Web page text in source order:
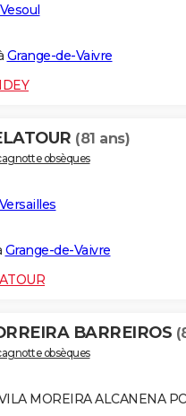
Vesoul
Grange-de-Vaivre
(81 ans)
obsèques
Versailles
Grange-de-Vaivre
BARREIROS
obsèques
MOREIRA ALCANENA